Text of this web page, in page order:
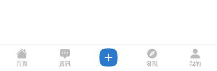
首頁 資訊 發現 我的